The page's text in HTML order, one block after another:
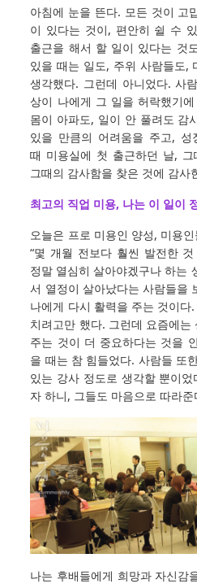
아침에 눈을 뜬다. 모든 것이 고
이 있다는 것이, 편안히 쉴 수
출근을 해서 할 일이 있다는 것
있을 때는 일도, 주위 사람들도,
생각했다. 그런데 아니었다. 사
상이 나에게 그 일을 허락했기
몸이 아파도, 일이 안 풀려도 감
있을 만큼의 어려움을 주고, 성
때 미용실에 첫 출근하던 날,
그때의 감사함을 찾은 것에 감사
최고의 직업 미용, 나는 이 일이
오늘은 프로 미용인 양성, 미용
“몇 개월 전보다 훨씬 발전한
정말 열심히 살아야겠구나 하는
서 열정이 살아났다는 사람들을
나에게 다시 활력을 주는 것이다
치려고만 했다. 그런데 요즘에
주는 것이 더 중요하다는 것을
을 때는 참 힘들었다. 사람들 또
있는 강사 정도로 생각할 뿐이
자 하니, 그들도 마음으로 따라준
나는 후배들에게 희망과 자신감